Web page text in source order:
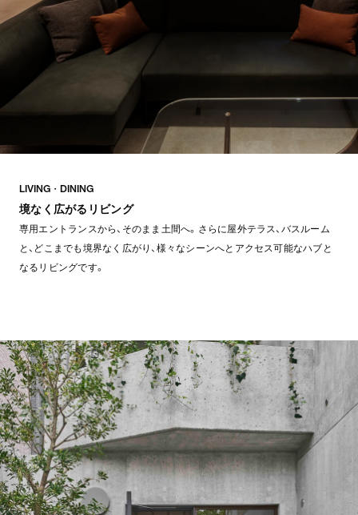
LIVING・DINING
境なく広がるリビング
専用エントランスから、そのまま土間へ。さらに屋外テラス、バスルーム
と、どこまでも境界なく広がり、様々なシーンへとアクセス可能なハブと
なるリビングです。